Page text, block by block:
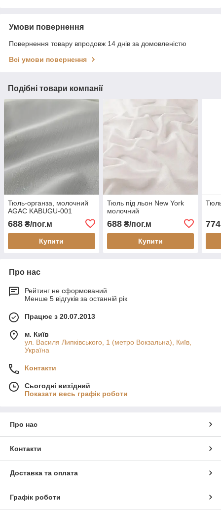
Умови повернення
Повернення товару впродовж 14 днів за домовленістю
Всі умови повернення
Подібні товари компанії
Тюль-органза, молочний
AGAC KABUGU-001
688 ₴/пог.м
Купити
Тюль під льон New York
молочний
688₴/пог.м
Купити
774
Про нас
Рейтинг не сформований
Менше 5 відгуків за останній рік
Працює з 20.07.2013
м. Київ
ул. Василя Липківського, 1 (метро Вокзальна), Київ,
Україна
Контакти
Сьогодні вихідний
Показати весь графік роботи
Про нас
Контакти
Доставка та оплата
Графік роботи